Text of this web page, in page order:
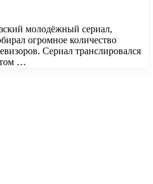
молодёжный сериал,
огромное количество
Сериал транслировался
том …